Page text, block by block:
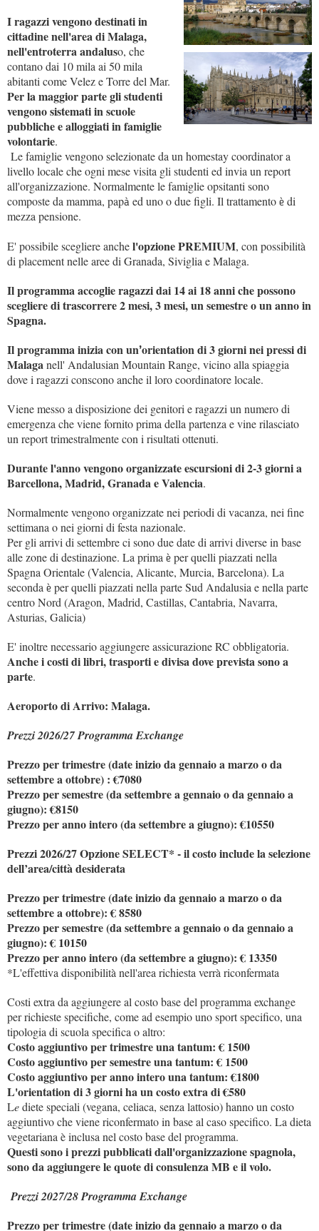
I ragazzi vengono destinati in
cittadine nell'area di Malaga,
nell'entroterra andaluso, che
contano dai 10 mila ai 50 mila
abitanti come Velez e Torre del Mar.
Per la maggior parte gli studenti
vengono sistemati in scuole
pubbliche e alloggiati in famiglie
volontarie.
Le famiglie vengono selezionate da un homestay coordinator a
livello locale che ogni mese visita gli studenti ed invia un report
all'organizzazione. Normalmente le famiglie opsitanti sono
composte da mamma, papà ed uno o due figli. Il trattamento è di
mezza pensione.
E' possibile scegliere anchel'opzione PREMIUM, con possibilità
di placement nelle aree di Granada, Siviglia e Malaga.
Il programma accoglie ragazzi dai 14 ai 18 anni che possono
scegliere di trascorrere 2 mesi, 3 mesi, un semestre o un anno in
Spagna.
Il programma inizia con un’orientation di 3 giorni nei pressi di
Malaganell' Andalusian Mountain Range, vicino alla spiaggia
dove i ragazzi conscono anche il loro coordinatore locale.
Viene messo a disposizione dei genitori e ragazzi un numero di
emergenza che viene fornito prima della partenza e vine rilasciato
un report trimestralmente con i risultati ottenuti.
Durante l'anno vengono organizzate escursioni di 2-3 giorni a
Barcellona, Madrid, Granada e Valencia.
Normalmente vengono organizzate nei periodi di vacanza, nei fine
settimana o nei giorni di festa nazionale.
Per gli arrivi di settembre ci sono due date di arrivi diverse in base
alle zone di destinazione. La prima è per quelli piazzati nella
Spagna Orientale (Valencia, Alicante, Murcia, Barcelona). La
seconda è per quelli piazzati nella parte Sud Andalusia e nella parte
centro Nord (Aragon, Madrid, Castillas, Cantabria, Navarra,
Asturias, Galicia)
E' inoltre necessario aggiungere assicurazione RC obbligatoria.
Anche i costi di libri, trasporti e divisa dove prevista sono a
parte.
Aeroporto di Arrivo: Malaga.
Prezzi 2026/27 Programma Exchange
Prezzo per trimestre (date inizio da gennaio a marzo o da
settembre a ottobre) : €7080
Prezzo per semestre (da settembre a gennaio o da gennaio a
giugno): €8150
Prezzo per anno intero (da settembre a giugno): €10550
Prezzi 2026/27 Opzione SELECT* - il costo include la selezione
dell’area/città desiderata
Prezzo per trimestre (date inizio da gennaio a marzo o da
settembre a ottobre): € 8580
Prezzo per semestre (da settembre a gennaio o da gennaio a
giugno): € 10150
Prezzo per anno intero (da settembre a giugno): € 13350
*L'effettiva disponibilità nell'area richiesta verrà riconfermata
Costi extra da aggiungere al costo base del programma exchange
per richieste specifiche, come ad esempio uno sport specifico, una
tipologia di scuola specifica o altro:
Costo aggiuntivo per trimestre una tantum: € 1500
Costo aggiuntivo per semestre una tantum: € 1500
Costo aggiuntivo per anno intero una tantum: €1800
L'orientation di 3 giorni ha un costo extra di €580
Lediete speciali (vegana, celiaca, senza lattosio) hanno un costo
aggiuntivo che viene riconfermato in base al caso specifico. La dieta
vegetariana è inclusa nel costo base del programma.
Questi sono i prezzi pubblicati dall'organizzazione spagnola,
sono da aggiungere le quote di consulenza MB e il volo.
Prezzi 2027/28 Programma Exchange
Prezzo per trimestre (date inizio da gennaio a marzo o da